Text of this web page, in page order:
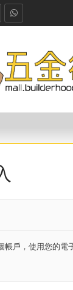
帳戶，使用您的電